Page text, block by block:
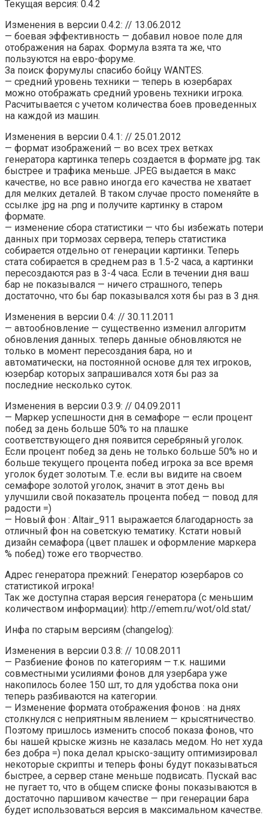
Текущая версия: 0.4.2
Изменения в версии 0.4.2: // 13.06.2012
— боевая эффективность — добавил новое поле для
отображения на барах. Формула взята та же, что
пользуются на евро-форуме.
За поиск форумулы спасибо бойцу WANTES.
— средний уровень техники — теперь в юзербарах
можно отображать средний уровень техники игрока.
Расчитывается с учетом количества боев проведенных
на каждой из машин.
Изменения в версии 0.4.1: // 25.01.2012
— формат изображений — во всех трех ветках
генератора картинка теперь создается в формате jpg. так
быстрее и трафика меньше. JPEG выдается в макс
качестве, но все равно иногда его качества не хватает
для мелких деталей. В таком случае просто поменяйте в
ссылке .jpg на .png и получите картинку в старом
формате.
— изменение сбора статистики — что бы избежать потери
данных при тормозах сервера, теперь статистика
собирается отдельно от генерации картинки. Теперь
стата собирается в среднем раз в 1.5-2 часа, а картинки
пересоздаются раз в 3-4 часа. Если в течении дня ваш
бар не показывался — ничего страшного, теперь
достаточно, что бы бар показывался хотя бы раз в 3 дня.
Изменения в версии 0.4: // 30.11.2011
— автообновление — существенно изменил алгоритм
обновления данных. теперь данные обновляются не
только в момент пересоздания бара, но и
автоматически, на постоянной основе для тех игроков,
юзербар которых запрашивался хотя бы раз за
последние несколько суток.
Изменения в версии 0.3.9: // 04.09.2011
— Маркер успешности дня в семафоре — если процент
побед за день больше 50% то на плашке
соответствующего дня появится серебряный уголок.
Если процент побед за день не только больше 50% но и
больше текущего процента побед игрока за все время
уголок будет золотым. Т.е. если вы видите на своем
семафоре золотой уголок, значит в этот день вы
улучшили свой показатель процента побед — повод для
радости =)
— Новый фон : Altair_911 выражается благодарность за
отличный фон на советскую тематику. Кстати новый
дизайн семафора (цвет плашек и оформление маркера
% побед) тоже его творчество.
Адрес генератора прежний: Генератор юзербаров со
статистикой игрока!
Так же доступна старая версия генератора (с меньшим
количеством информации): http://emem.ru/wot/old.stat/
Инфа по старым версиям (changelog):
Изменения в версии 0.3.8: // 10.08.2011
— Разбиение фонов по категориям — т.к. нашими
совместными усилиями фонов для узербара уже
накопилось более 150 шт, то для удобства пока они
теперь разбиваются на категории.
— Изменение формата отображения фонов : на днях
столкнулся с неприятным явлением — крысятничество.
Поэтому пришлось изменить способ показа фонов, что
бы нашей крыске жизнь не казалась медом. Но нет худа
без добра =) пока делал крыско-защиту оптимизировал
некоторые скрипты и теперь фоны будут показываться
быстрее, а сервер стане меньше подвисать. Пускай вас
не пугает то, что в общем списке фоны показываются в
достаточно паршивом качестве — при генерации бара
будет использоваться версия в максимальном качестве.